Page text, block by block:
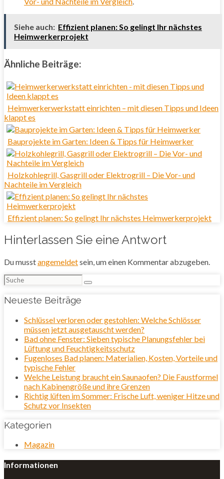
Siehe auch: Effizient planen: So gelingt Ihr nächstes
Heimwerkerprojekt
Ähnliche Beiträge:
Heimwerkerwerkstatt einrichten – mit diesen Tipps und Ideen
klappt es
Bauprojekte im Garten: Ideen & Tipps für Heimwerker
Holzkohlegrill, Gasgrill oder Elektrogrill – Die Vor- und
Nachteile im Vergleich
Effizient planen: So gelingt Ihr nächstes Heimwerkerprojekt
Hinterlassen Sie eine Antwort
Du musstangemeldetsein, um einen Kommentar abzugeben.
Suchen
nach:
Neueste Beiträge
Schlüssel verloren oder gestohlen: Welche Schlösser
müssen jetzt ausgetauscht werden?
Bad ohne Fenster: Sieben typische Planungsfehler bei
Lüftung und Feuchtigkeitsschutz
Fugenloses Bad planen: Materialien, Kosten, Vorteile und
typische Fehler
Welche Leistung braucht ein Saunaofen? Die Faustformel
nach Kabinengröße und ihre Grenzen
Richtig lüften im Sommer: Frische Luft, weniger Hitze und
Schutz vor Insekten
Kategorien
Magazin
Informationen